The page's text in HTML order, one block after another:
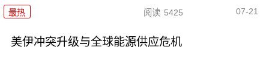
最热 阅读 5425 07-21
美伊冲突升级与全球能源供应危机